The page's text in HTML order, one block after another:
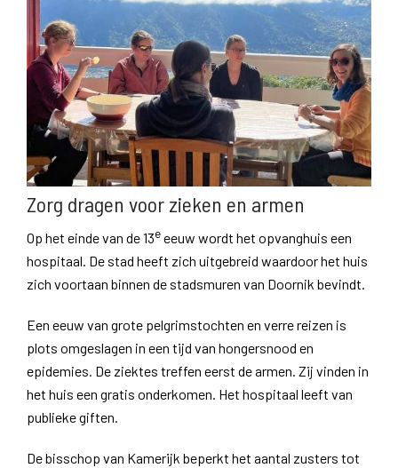
Zorg dragen voor zieken en armen
Op het einde van de 13eeeuw wordt het opvanghuis een
hospitaal. De stad heeft zich uitgebreid waardoor het huis
zich voortaan binnen de stadsmuren van Doornik bevindt.
Een eeuw van grote pelgrimstochten en verre reizen is
plots omgeslagen in een tijd van hongersnood en
epidemies. De ziektes treffen eerst de armen. Zij vinden in
het huis een gratis onderkomen. Het hospitaal leeft van
publieke giften.
De bisschop van Kamerijk beperkt het aantal zusters tot